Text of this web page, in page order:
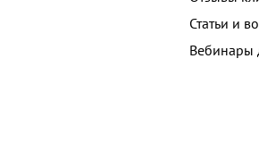
Статьи и
Вебинары